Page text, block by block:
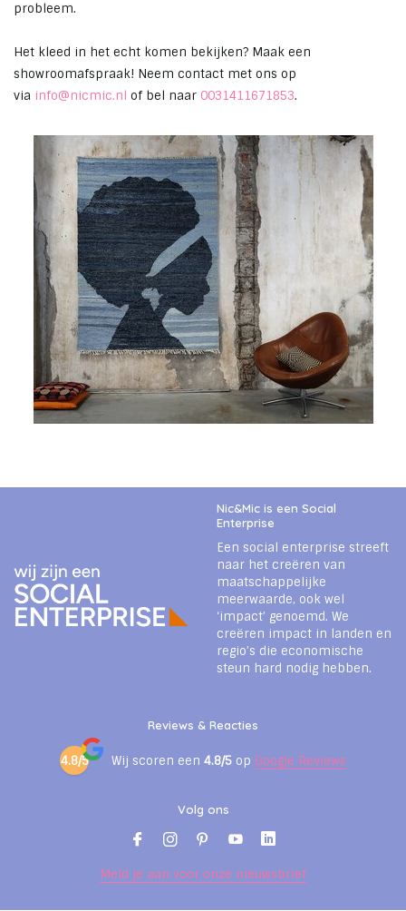
probleem.
Het kleed in het echt komen bekijken? Maak een
showroomafspraak! Neem contact met ons op
via info@nicmic.nl of bel naar 0031411671853.
Nic&Mic is een Social
Enterprise
Een social enterprise streeft
naar het creëren van
maatschappelijke
meerwaarde, ook wel
‘impact’ genoemd. We
creëren impact in landen en
regio’s die economische
steun hard nodig hebben.
Reviews & Reacties
4.8/5 Wij scoren een 4.8/5 op Google Reviews
Volg ons
Meld je aan voor onze nieuwsbrief